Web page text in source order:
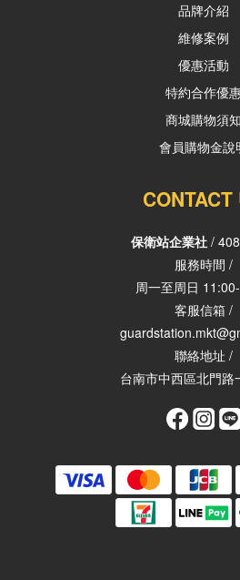
品牌介紹
維修案例
優惠活動
特約合作優
商城購物須知
會員購物金說
CONTACT
保衛站企業社 /
服務時間 /
周一至周日
客服信箱 /
聯絡地址 /
台南市中西區北門路